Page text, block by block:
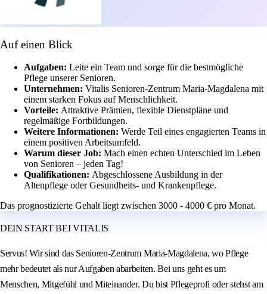
Auf einen Blick
Aufgaben: Leite ein Team und sorge für die bestmögliche
Pflege unserer Senioren.
Unternehmen: Vitalis Senioren-Zentrum Maria-Magdalena mit
einem starken Fokus auf Menschlichkeit.
Vorteile: Attraktive Prämien, flexible Dienstpläne und
regelmäßige Fortbildungen.
Weitere Informationen: Werde Teil eines engagierten Teams in
einem positiven Arbeitsumfeld.
Warum dieser Job: Mach einen echten Unterschied im Leben
von Senioren – jeden Tag!
Qualifikationen: Abgeschlossene Ausbildung in der
Altenpflege oder Gesundheits- und Krankenpflege.
Das prognostizierte Gehalt liegt zwischen 3000 - 4000 € pro Monat.
DEIN START BEI VITALIS
Servus! Wir sind das Senioren-Zentrum Maria-Magdalena, wo Pflege
mehr bedeutet als nur Aufgaben abarbeiten. Bei uns geht es um
Menschen, Mitgefühl und Miteinander. Du bist Pflegeprofi oder stehst am